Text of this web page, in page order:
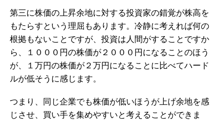
第三に株価の上昇余地に対する投資家の錯覚が株高を
もたらすという理屈もあります。冷静に考えれば何の
根拠もないことですが、投資は人間がすることですか
ら、１０００円の株価が２０００円になることのほう
が、１万円の株価が２万円になることに比べてハード
ルが低そうに感じます。
つまり、同じ企業でも株価が低いほうが上げ余地を感
じさせ、買い手を集めやすいと考えることができま